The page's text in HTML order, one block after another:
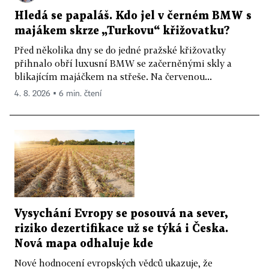
Hledá se papaláš. Kdo jel v černém BMW s
majákem skrze „Turkovu“ křižovatku?
Před několika dny se do jedné pražské křižovatky
přihnalo obří luxusní BMW se začerněnými skly a
blikajícím majáčkem na střeše. Na červenou...
4. 8. 2026 ▪ 6 min. čtení
Vysychání Evropy se posouvá na sever,
riziko dezertifikace už se týká i Česka.
Nová mapa odhaluje kde
Nové hodnocení evropských vědců ukazuje, že